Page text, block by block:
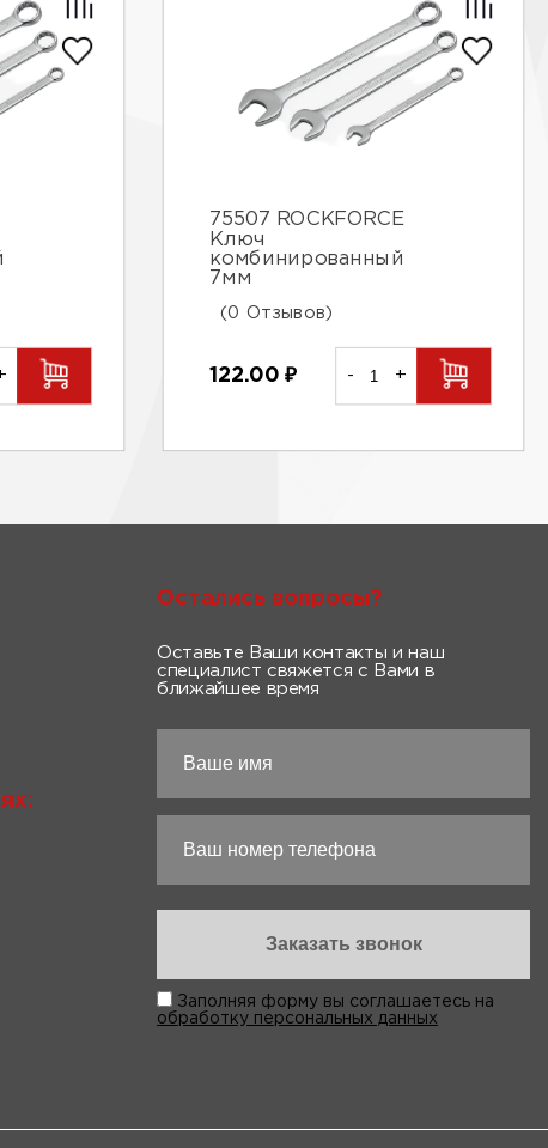
75507 ROCKFORCE
Ключ
комбинированный
7мм
(0 Отзывов)
122.00₽ - +
Остались вопросы?
Оставьте Ваши контакты и наш
специалист свяжется с Вами в
ближайшее время
Заполняя форму вы соглашаетесь на
обработку персональных данных